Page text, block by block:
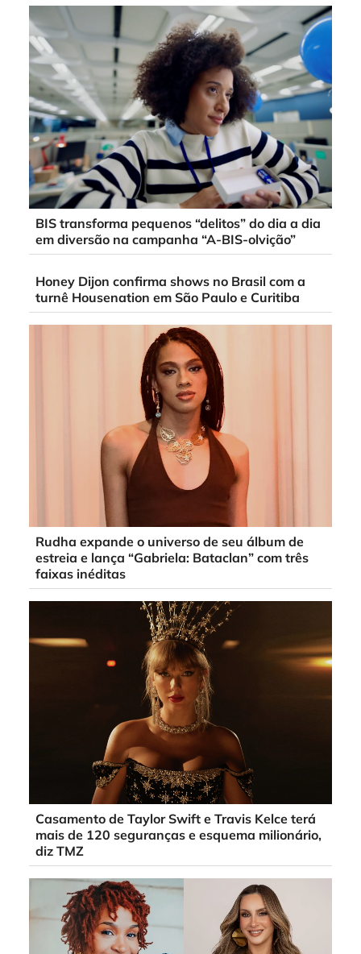
BIS transforma pequenos “delitos” do dia a dia
em diversão na campanha “A-BIS-olvição”
Honey Dijon confirma shows no Brasil com a
turnê Housenation em São Paulo e Curitiba
Rudha expande o universo de seu álbum de
estreia e lança “Gabriela: Bataclan” com três
faixas inéditas
Casamento de Taylor Swift e Travis Kelce terá
mais de 120 seguranças e esquema milionário,
diz TMZ